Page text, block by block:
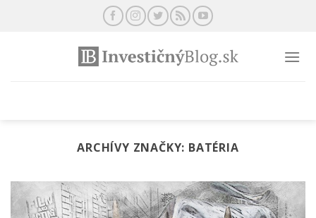
ARCHÍVY ZNAČKY: BATÉRIA